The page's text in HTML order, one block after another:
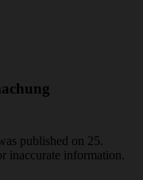
published on 25.
inaccurate information.